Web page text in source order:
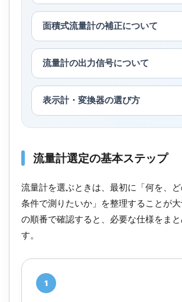
面積式流量計の補正について
流量計の出力信号について
表示計・変換器の選び方
流量計選定の基本ステップ
流量計を選ぶときは、最初に「何を、
条件で測りたいか」を整理することが
の順番で確認すると、必要な仕様をま
す。
1